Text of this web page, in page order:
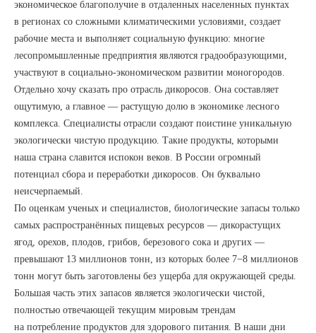
экономическое благополучие в отдаленных населенных пунктах
в регионах со сложными климатическими условиями, создает
рабочие места и выполняет социальную функцию: многие
лесопромышленные предприятия являются градообразующими,
участвуют в социально-экономическом развитии моногородов.
Отдельно хочу сказать про отрасль дикоросов. Она составляет
ощутимую, а главное — растущую долю в экономике лесного
комплекса. Специалисты отрасли создают поистине уникальную
экологически чистую продукцию. Такие продукты, которыми
наша страна славится испокон веков. В России огромный
потенциал сбора и переработки дикоросов. Он буквально
неисчерпаемый.
По оценкам ученых и специалистов, биологические запасы только
самых распространённых пищевых ресурсов — дикорастущих
ягод, орехов, плодов, грибов, березового сока и других —
превышают 13 миллионов тонн, из которых более 7−8 миллионов
тонн могут быть заготовлены без ущерба для окружающей среды.
Большая часть этих запасов является экологически чистой,
полностью отвечающей текущим мировым трендам
на потребление продуктов для здорового питания. В наши дни